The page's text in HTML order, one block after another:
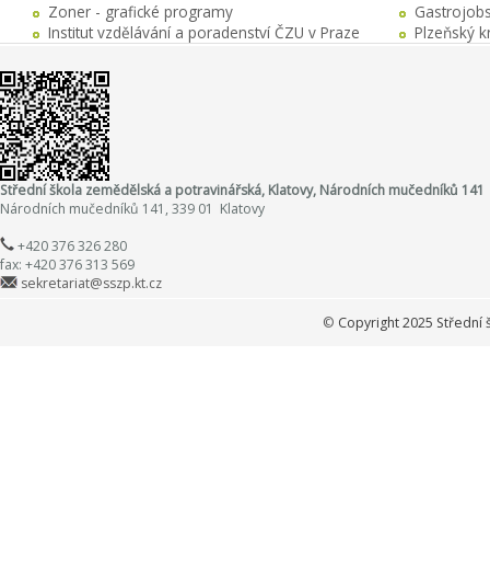
Zoner - grafické programy
Institut vzdělávání a poradenství ČZU v Praze
Plzeňský
Střední škola zemědělská a potravinářská, Klatovy, Národních mučedníků 141
Národních mučedníků 141, 339 01 Klatovy
+420 376 326 280
fax: +420 376 313 569
sekretariat@sszp.kt.cz
© Copyright 2025 Střední